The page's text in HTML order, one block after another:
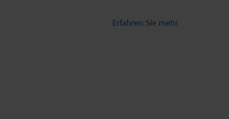
Erfahren Sie mehr
Erfahren Sie mehr